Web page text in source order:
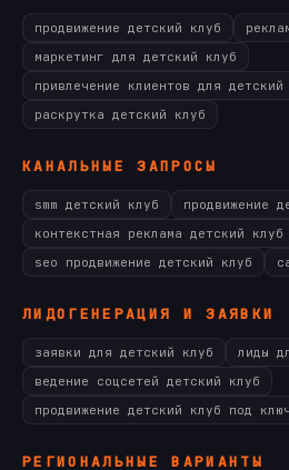
продвижение детский клуб
маркетинг для детский клуб
привлечение клиентов для детский
раскрутка детский клуб
КАНАЛЬНЫЕ ЗАПРОСЫ
smm детский клуб
продвижение
контекстная реклама детский клуб
seo продвижение детский клуб
ЛИДОГЕНЕРАЦИЯ И ЗАЯВКИ
заявки для детский клуб
лиды
ведение соцсетей детский клуб
продвижение детский клуб под ключ
РЕГИОНАЛЬНЫЕ ВАРИАНТЫ